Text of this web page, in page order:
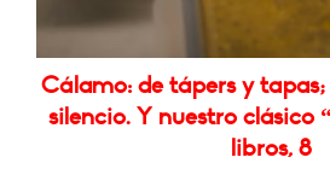
Cálamo: de tápers y tapas;
silencio. Y nuestro clásico
libros, 8